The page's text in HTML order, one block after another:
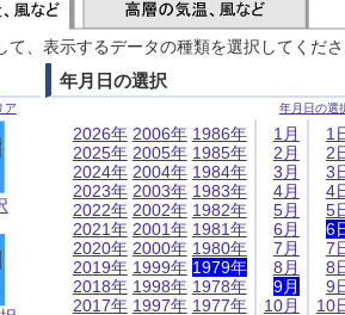
て、表示するデータの種類を選択してくだ
ア
年月日の選択
年月日の選
2026年
2025年
2024年
2023年
2022年
2021年
2020年
2019年
2018年
2017年
2006年
2005年
2004年
2003年
2002年
2001年
2000年
1999年
1998年
1997年
1986年
1985年
1984年
1983年
1982年
1981年
1980年
1979年
1978年
1977年
1月
2月
3月
4月
5月
6月
7月
8月
9月
10月
1
2
3
4
5
6
7
8
9
10